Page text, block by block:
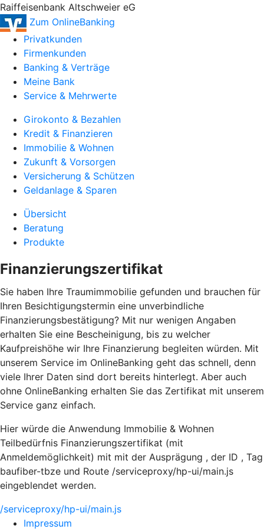
Raiffeisenbank Altschweier eG
Zum OnlineBanking
Privatkunden
Firmenkunden
Banking & Verträge
Meine Bank
Service & Mehrwerte
Girokonto & Bezahlen
Kredit & Finanzieren
Immobilie & Wohnen
Zukunft & Vorsorgen
Versicherung & Schützen
Geldanlage & Sparen
Übersicht
Beratung
Produkte
Finanzierungszertifikat
Sie haben Ihre Traumimmobilie gefunden und brauchen für
Ihren Besichtigungstermin eine unverbindliche
Finanzierungsbestätigung? Mit nur wenigen Angaben
erhalten Sie eine Bescheinigung, bis zu welcher
Kaufpreishöhe wir Ihre Finanzierung begleiten würden. Mit
unserem Service im OnlineBanking geht das schnell, denn
viele Ihrer Daten sind dort bereits hinterlegt. Aber auch
ohne OnlineBanking erhalten Sie das Zertifikat mit unserem
Service ganz einfach.
Hier würde die Anwendung Immobilie & Wohnen
Teilbedürfnis Finanzierungszertifikat (mit
Anmeldemöglichkeit) mit mit der Ausprägung , der ID , Tag
baufiber-tbze und Route /serviceproxy/hp-ui/main.js
eingeblendet werden.
/serviceproxy/hp-ui/main.js
Impressum